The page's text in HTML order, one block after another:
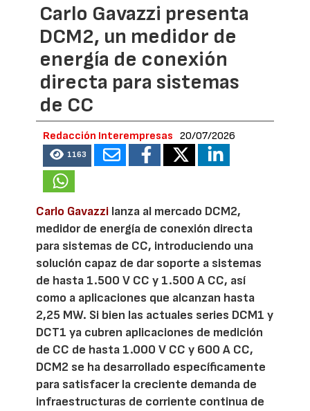
Carlo Gavazzi presenta
DCM2, un medidor de
energía de conexión
directa para sistemas
de CC
Redacción Interempresas 20/07/2026
1163
Carlo Gavazzi lanza al mercado DCM2,
medidor de energía de conexión directa
para sistemas de CC, introduciendo una
solución capaz de dar soporte a sistemas
de hasta 1.500 V CC y 1.500 A CC, así
como a aplicaciones que alcanzan hasta
2,25 MW. Si bien las actuales series DCM1 y
DCT1 ya cubren aplicaciones de medición
de CC de hasta 1.000 V CC y 600 A CC,
DCM2 se ha desarrollado específicamente
para satisfacer la creciente demanda de
infraestructuras de corriente continua de